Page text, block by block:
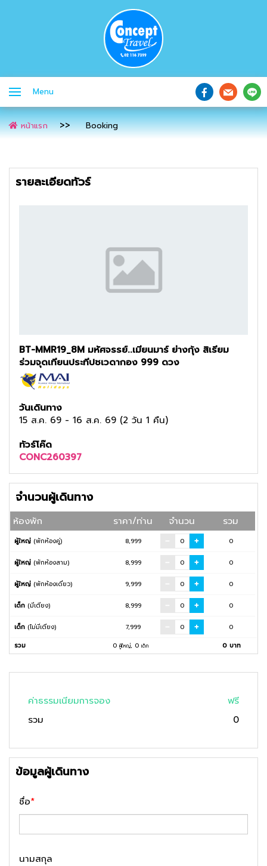
Menu
หน้าแรก Booking
รายละเอียดทัวร์
BT-MMR19_8M มหัศจรรย์..เมียนมาร์ ย่างกุ้ง สิเรียม
ร่วมจุดเทียนประทีปชเวดากอง 999 ดวง
วันเดินทาง
15 ส.ค. 69 - 16 ส.ค. 69 (2 วัน 1 คืน)
ทัวร์โค๊ด
CONC260397
จำนวนผู้เดินทาง
ห้องพัก ราคา/ท่าน จำนวน รวม
ผู้ใหญ่ (พักห้องคู่) 8,999 0
ผู้ใหญ่ (พักห้องสาม) 8,999 0
ผู้ใหญ่ (พักห้องเดี่ยว) 9,999 0
เด็ก (มีเตียง) 8,999 0
เด็ก (ไม่มีเตียง) 7,999 0
รวม 0 ผู้ใหญ่, 0 เด็ก 0 บาท
ค่าธรรมเนียมการจอง
ฟรี
รวม
0
ข้อมูลผู้เดินทาง
ชื่อ*
นามสกุล